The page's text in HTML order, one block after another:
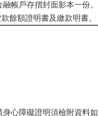
融帳戶存摺封面影本一份。
餘額證明書及繳款明書。
身心障礙證明須檢附資料如